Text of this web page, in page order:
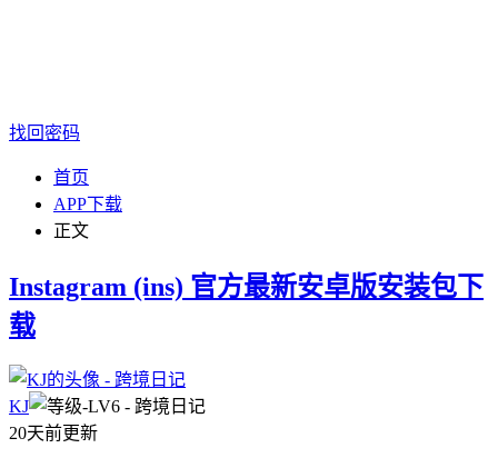
找回密码
首页
APP下载
正文
Instagram (ins) 官方最新安卓版安装包下
载
KJ
20天前更新